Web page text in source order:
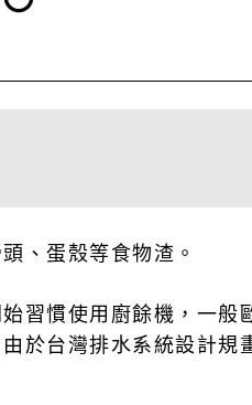
、蛋殼等食物渣。
習慣使用廚餘機，一般
於台灣排水系統設計規